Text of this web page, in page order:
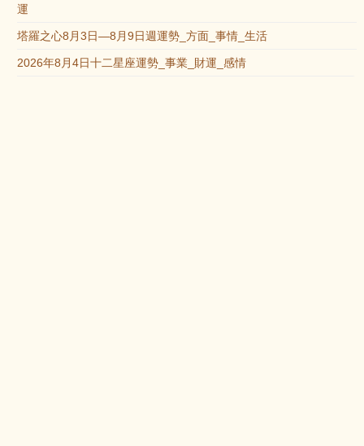
運
塔羅之心8月3日—8月9日週運勢_方面_事情_生活
2026年8月4日十二星座運勢_事業_財運_感情